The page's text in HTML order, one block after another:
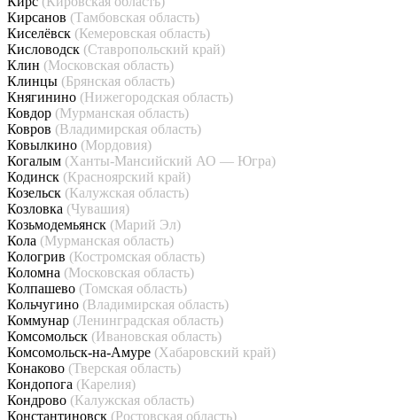
Кирсанов (Тамбовская область)
Киселёвск (Кемеровская область)
Кисловодск (Ставропольский край)
Клин (Московская область)
Клинцы (Брянская область)
Княгинино (Нижегородская область)
Ковдор (Мурманская область)
Ковров (Владимирская область)
Ковылкино (Мордовия)
Когалым (Ханты-Мансийский АО — Югра)
Кодинск (Красноярский край)
Козельск (Калужская область)
Козловка (Чувашия)
Козьмодемьянск (Марий Эл)
Кола (Мурманская область)
Кологрив (Костромская область)
Коломна (Московская область)
Колпашево (Томская область)
Кольчугино (Владимирская область)
Коммунар (Ленинградская область)
Комсомольск (Ивановская область)
Комсомольск-на-Амуре (Хабаровский край)
Конаково (Тверская область)
Кондопога (Карелия)
Кондрово (Калужская область)
Константиновск (Ростовская область)